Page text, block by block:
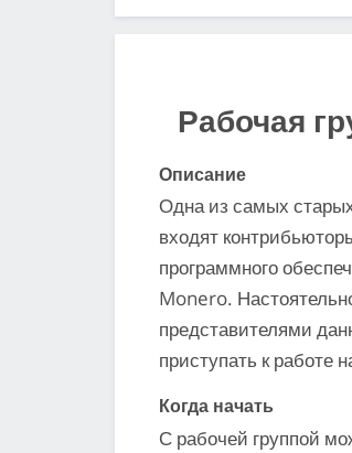
Рабочая
Описание
Одна из самых
входят
программного
Monero.
представителями
приступать к работе
Когда начать
С рабочей группой